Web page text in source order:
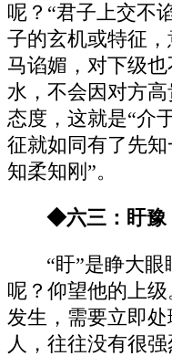
呢？“君子上交不
子的玄机或特征
马谄媚，对下级
水，不会因对方
态度，这就是“介
征就如同有了先知
知柔知刚”。
◆六三：盱豫
“盱”是睁大
呢？仰望他的上
发生，需要立即
人，往往没有很